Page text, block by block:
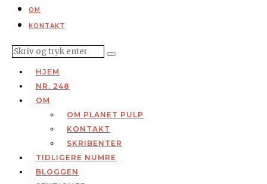
OM
KONTAKT
HJEM
NR. 248
OM
OM PLANET PULP
KONTAKT
SKRIBENTER
TIDLIGERE NUMRE
BLOGGEN